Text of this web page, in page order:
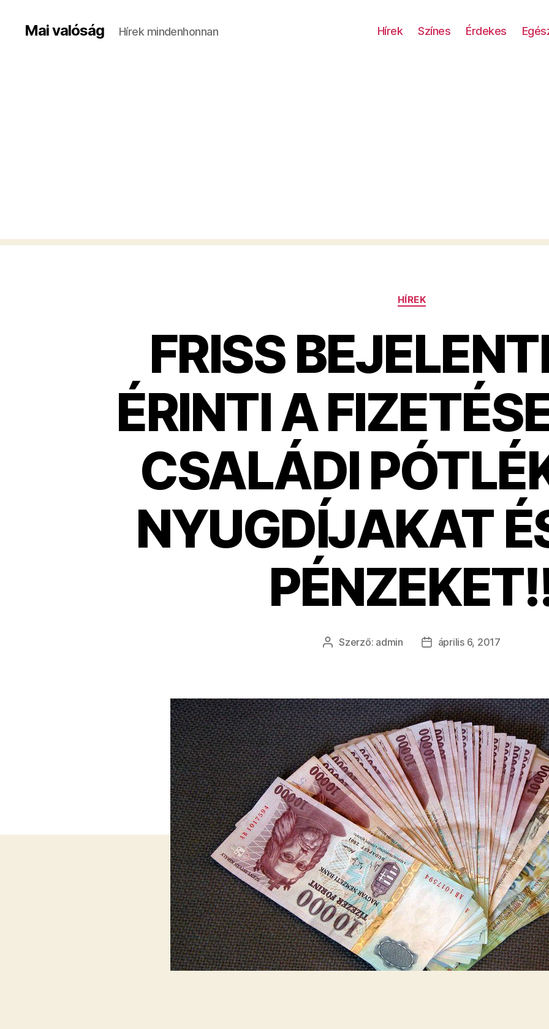
Mai valóság Hírek mindenhonnan Hírek Színes Érdekes
Kategóriák
HÍREK
FRISS
ÉRINTI A
CSALÁDI
NYUGDÍJAKAT
Bejegyzés
Szerző: admin
Bejegyzés
április 6, 2017